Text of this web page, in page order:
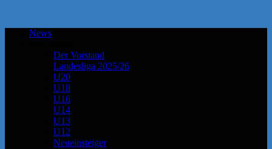
News
Der Vorstand
Landesliga 2025/26
U20
U18
U16
U14
U13
U12
Neueinsteiger